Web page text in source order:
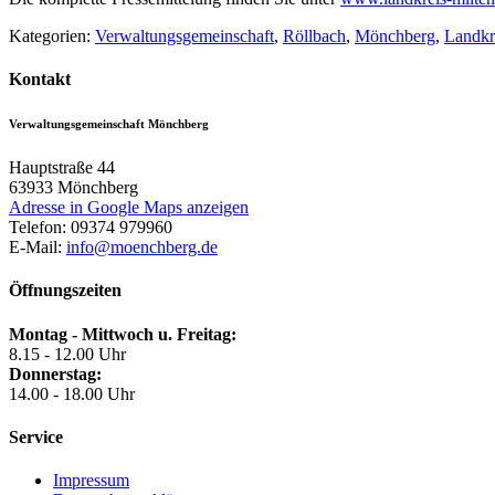
Kategorien: Verwaltungsgemeinschaft, Röllbach, Mönchberg,
Kontakt
Verwaltungsgemeinschaft Mönchberg
Hauptstraße 44
63933 Mönchberg
Adresse in Google Maps anzeigen
Telefon: 09374 979960
E-Mail: info@moenchberg.de
Öffnungszeiten
Montag - Mittwoch u. Freitag:
8.15 - 12.00 Uhr
Donnerstag:
14.00 - 18.00 Uhr
Service
Impressum